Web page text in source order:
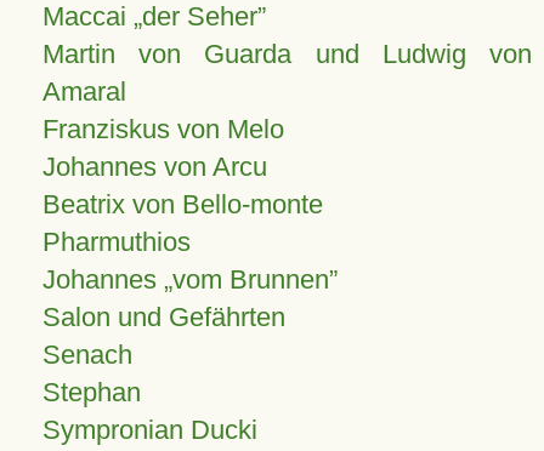
Maccai „der Seher”
Martin von Guarda und Ludwig von
Amaral
Franziskus von Melo
Johannes von Arcu
Beatrix von Bello-monte
Pharmuthios
Johannes vom Brunnen
Salon und Gefährten
Senach
Stephan
Sympronian Ducki